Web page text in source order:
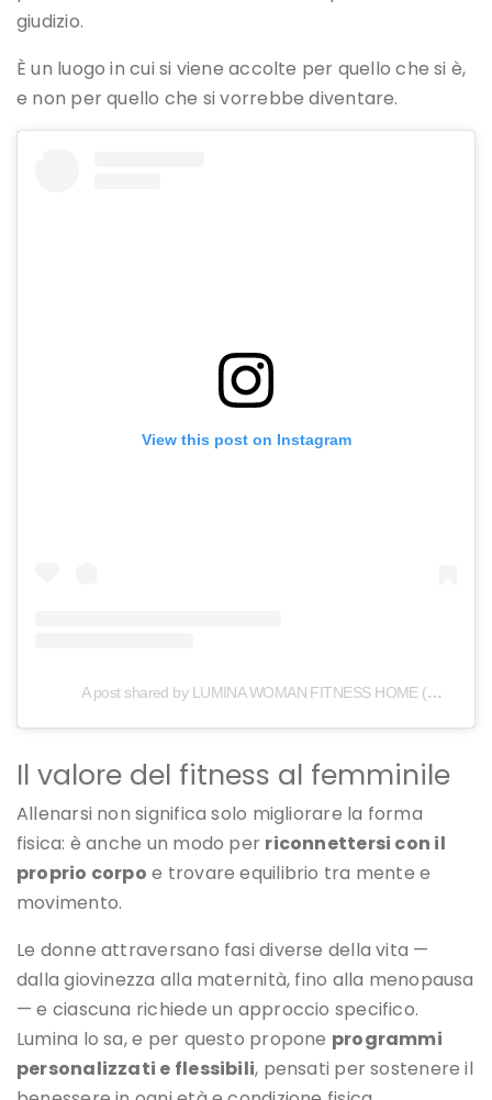
giudizio.
È un luogo in cui si viene accolte per quello che si è,
e non per quello che si vorrebbe diventare.
View this post on Instagram
A post shared by LUMINA WOMAN FITNESS HOME (@lumina_fitness_aosta)
Il valore del fitness al femminile
Allenarsi non significa solo migliorare la forma
fisica: è anche un modo per riconnettersi con il
proprio corpo e trovare equilibrio tra mente e
movimento.
Le donne attraversano fasi diverse della vita —
dalla giovinezza alla maternità, fino alla menopausa
— e ciascuna richiede un approccio specifico.
Lumina lo sa, e per questo propone programmi
personalizzati e flessibili, pensati per sostenere il